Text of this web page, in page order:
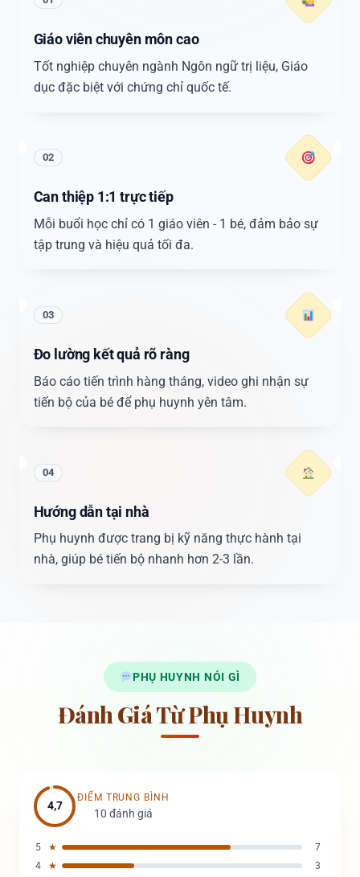
Giáo viên chuyên môn cao
Tốt nghiệp chuyên ngành Ngôn ngữ trị liệu, Giáo
dục đặc biệt với chứng chỉ quốc tế.
02
Can thiệp 1:1 trực tiếp
Mỗi buổi học chỉ có 1 giáo viên - 1 bé, đảm bảo sự
tập trung và hiệu quả tối đa.
03
Đo lường kết quả rõ ràng
Báo cáo tiến trình hàng tháng, video ghi nhận sự
tiến bộ của bé để phụ huynh yên tâm.
04
Hướng dẫn tại nhà
Phụ huynh được trang bị kỹ năng thực hành tại
nhà, giúp bé tiến bộ nhanh hơn 2-3 lần.
PHỤ HUYNH NÓI GÌ
Đánh Giá Từ Phụ Huynh
4,7
ĐIỂM TRUNG BÌNH
10 đánh giá
5 ★
7
4
★
3